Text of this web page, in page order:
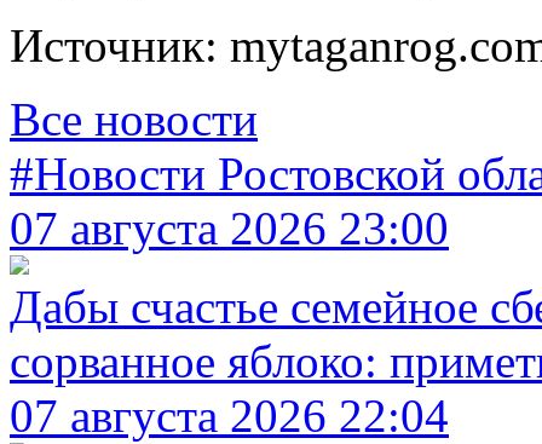
Источник:
Все новости
#Новости Ростовской
07 августа 2026 23:00
Дабы счастье семейное
сорванное яблоко:
07 августа 2026 22:04